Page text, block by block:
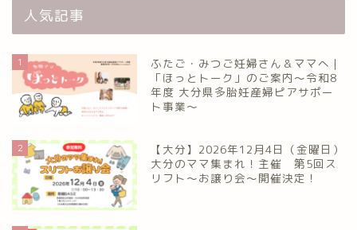
人気記事
1
ふたご・みつご妊婦さん＆ママへ｜
「ほっとトーク」のご案内～令和8
年度 大分県多胎妊産婦ピアサポー
ト事業～
2
【大分】2026年12月4日（金曜日）
大分のママ集まれ！主催 第5回ス
リフト〜お譲り会〜開催決定！